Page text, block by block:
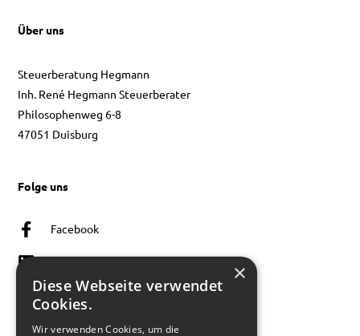
Über uns
Steuerberatung Hegmann
Inh. René Hegmann Steuerberater
Philosophenweg 6-8
47051 Duisburg
Folge uns
Facebook
Instagram
×
Diese Webseite verwendet
Cookies.
Wir verwenden Cookies, um die